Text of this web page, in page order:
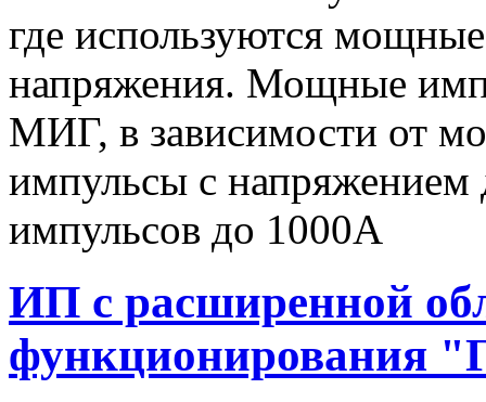
где используются
напряжения. Мощные
МИГ, в зависимости от
импульсы c
импульсов до 1000А
ИП с расширенной
функционирования